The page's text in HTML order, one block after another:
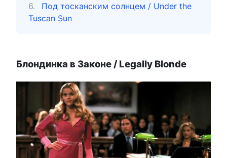
Под тосканским солнцем / Under the
Tuscan Sun
Блондинка в Законе / Legally Blonde